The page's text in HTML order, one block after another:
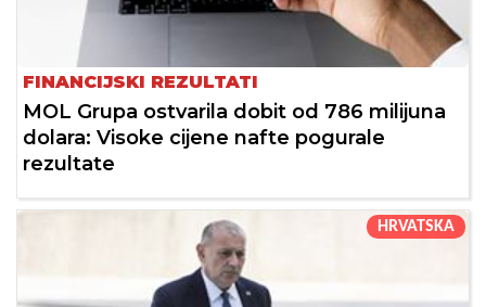
FINANCIJSKI REZULTATI
MOL Grupa ostvarila dobit od 786 milijuna
dolara: Visoke cijene nafte pogurale
rezultate
HRVATSKA